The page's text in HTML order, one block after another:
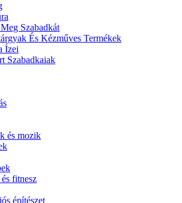
Szabadkát
És Kézműves Termékek
Ízei
Szabadkaiak
és mozik
fitnesz
építészet